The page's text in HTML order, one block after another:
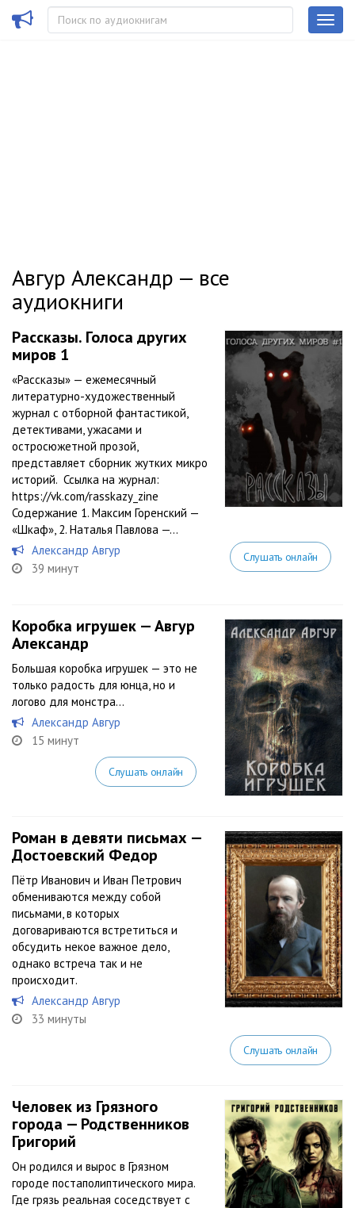
Авгур Александр — все
аудиокниги
Рассказы. Голоса других
миров 1
«Рассказы» — ежемесячный
литературно-художественный
журнал с отборной фантастикой,
детективами, ужасами и
остросюжетной прозой,
представляет сборник жутких микро
историй. Ссылка на журнал:
https://vk.com/rasskazy_zine
Содержание 1. Максим Горенский —
«Шкаф», 2. Наталья Павлова —...
Александр Авгур
39 минут
Слушать онлайн
Коробка игрушек — Авгур
Александр
Большая коробка игрушек — это не
только радость для юнца, но и
логово для монстра…
Александр Авгур
15 минут
Слушать онлайн
Роман в девяти письмах —
Достоевский Федор
Пётр Иванович и Иван Петрович
обмениваются между собой
письмами, в которых
договариваются встретиться и
обсудить некое важное дело,
однако встреча так и не
происходит.
Александр Авгур
33 минуты
Слушать онлайн
Человек из Грязного
города — Родственников
Григорий
Он родился и вырос в Грязном
городе постаполиптического мира.
Где грязь реальная соседствует с